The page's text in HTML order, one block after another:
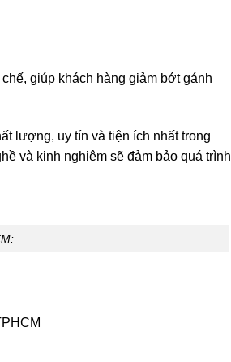
giúp khách hàng giảm bớt gánh
lượng, uy tín và tiện ích nhất trong
và kinh nghiệm sẽ đảm bảo quá trình